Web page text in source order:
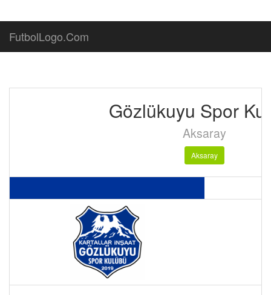
FutbolLogo.Com
Gözlükuyu Spor
Aksaray
Aksaray